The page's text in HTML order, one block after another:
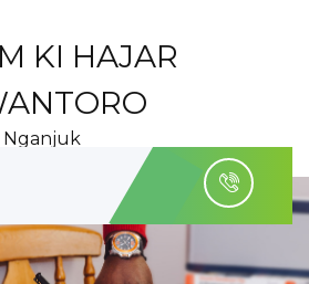
KI HAJAR
Nganjuk